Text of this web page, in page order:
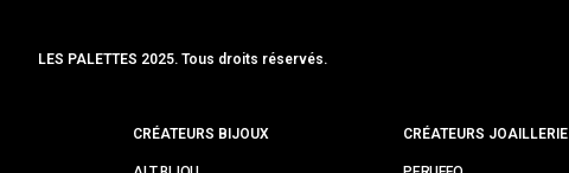
LES PALETTES 2025. Tous droits réservés.
CRÉATEURS BIJOUX CRÉATEURS JOAILLERIE